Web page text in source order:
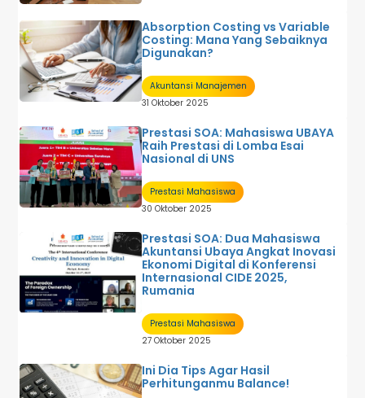
Absorption Costing vs Variable
Costing: Mana Yang Sebaiknya
Digunakan?
Akuntansi Manajemen
31 Oktober 2025
Prestasi SOA: Mahasiswa UBAYA
Raih Prestasi di Lomba Esai
Nasional di UNS
Prestasi Mahasiswa
30 Oktober 2025
Prestasi SOA: Dua Mahasiswa
Akuntansi Ubaya Angkat Inovasi
Ekonomi Digital di Konferensi
Internasional CIDE 2025,
Rumania
Prestasi Mahasiswa
27 Oktober 2025
Ini Dia Tips Agar Hasil
Perhitunganmu Balance!